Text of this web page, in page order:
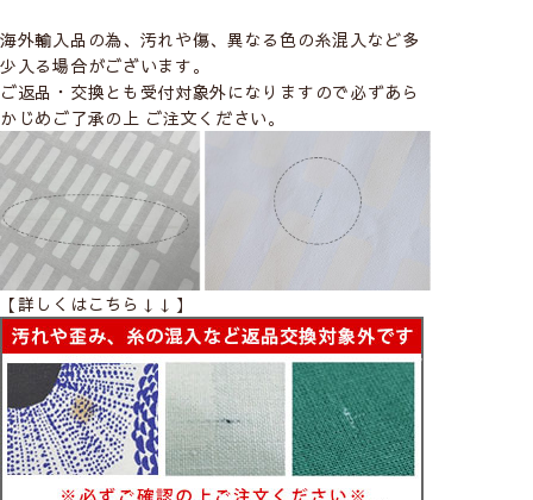
海外輸入品の為、汚れや傷、異なる色の糸混入など多
少入る場合がございます。
ご返品・交換とも受付対象外になりますので必ずあら
かじめご了承の上 ご注文ください。
【詳しくはこちら↓↓】